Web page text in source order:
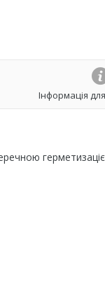
Інформація